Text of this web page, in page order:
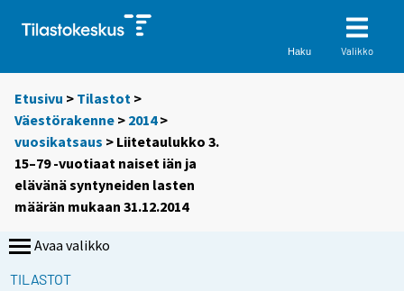
Haku Valikko
Etusivu > Tilastot >
Väestörakenne > 2014>
vuosikatsaus > Liitetaulukko 3.
15–79 -vuotiaat naiset iän ja
elävänä syntyneiden lasten
määrän mukaan 31.12.2014
Avaa valikko
TILASTOT